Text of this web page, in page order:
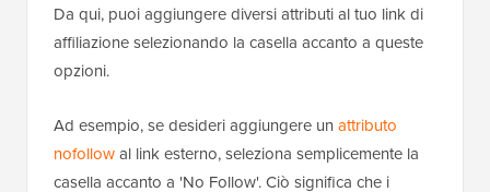
Da qui, puoi aggiungere diversi attributi al tuo link di
affiliazione selezionando la casella accanto a queste
opzioni.
Ad esempio, se desideri aggiungere un attributo
nofollowal link esterno, seleziona semplicemente la
casella accanto a 'No Follow'. Ciò significa che i